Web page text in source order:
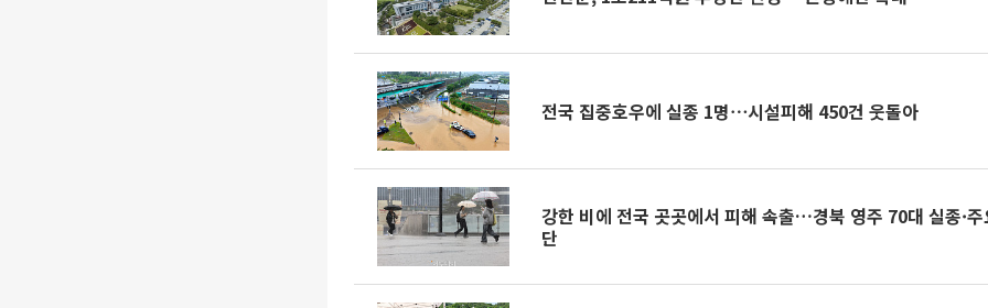
전국 집중호우에 실종 1명⋯시설피해 450건 웃돌아
강한 비에 전국 곳곳에서 피해 속출…경북 영주 70대 실종·
단